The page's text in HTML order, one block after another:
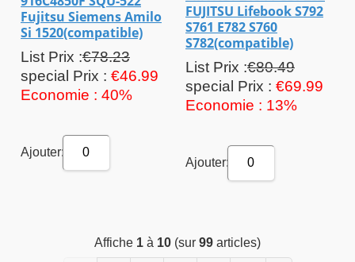
Fujitsu Siemens Amilo
Si 1520(compatible)
List Prix :€78.23
special Prix : €46.99
Economie : 40%
Ajouter: 0
FUJITSU Lifebook S792
S761 E782 S760
S782(compatible)
List Prix :€80.49
special Prix : €69.99
Economie : 13%
Ajouter: 0
Affiche 1 à 10 (sur 99 articles)